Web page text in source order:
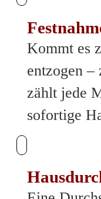
Kommt es
entzogen
zählt jede
sofortige